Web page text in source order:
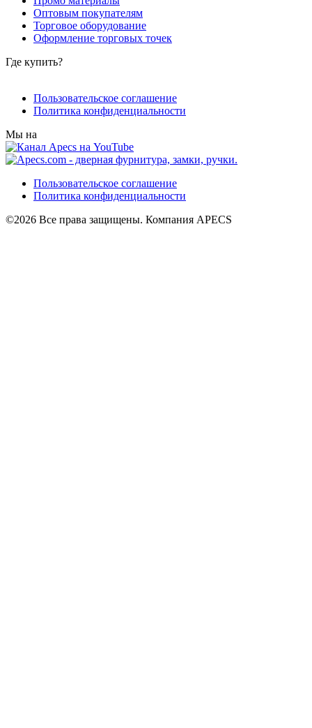
Оптовым покупателям
Торговое оборудование
Оформление торговых точек
Где купить?
Пользовательское соглашение
Политика конфиденциальности
Мы на
Пользовательское соглашение
Политика конфиденциальности
©2026 Все права защищены. Компания APECS